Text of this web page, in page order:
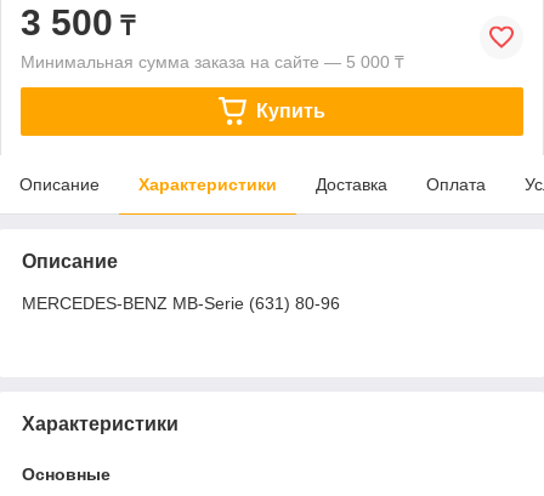
3 500 ₸
Минимальная сумма заказа на сайте — 5 000 ₸
Купить
Описание Характеристики Доставка Оплата
Описание
MERCEDES-BENZ MB-Serie (631) 80-96
Характеристики
Основные